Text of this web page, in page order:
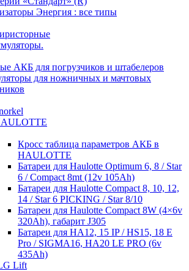
Энергия : все типы
АКБ для погрузчиков и штабелеров
для ножничных и мачтовых
Кросc таблица параметров АКБ в
HAULOTTE
Батареи для Haulotte Optimum 6, 8 / Star
6 / Compact 8mt (12v 105Ah)
Батареи для Haulotte Compact 8, 10, 12,
14 / Star 6 PICKING / Star 8/10
Батареи для Haulotte Compact 8W (4×6v
320Ah), габарит J305
Батареи для HA12, 15 IP / HS15, 18 E
Pro / SIGMA16, HA20 LE PRO (6v
435Ah)
Lift